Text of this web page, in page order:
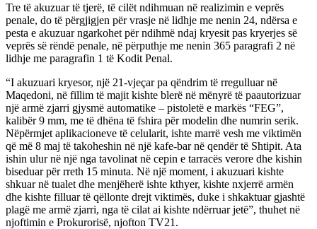
Tre të akuzuar të tjerë, të cilët ndihmuan në realizimin e veprës
penale, do të përgjigjen për vrasje në lidhje me nenin 24, ndërsa e
pesta e akuzuar ngarkohet për ndihmë ndaj kryesit pas kryerjes së
veprës së rëndë penale, në përputhje me nenin 365 paragrafi 2 në
lidhje me paragrafin 1 të Kodit Penal.
“I akuzuari kryesor, një 21-vjeçar pa qëndrim të rregulluar në
Maqedoni, në fillim të majit kishte blerë në mënyrë të paautorizuar
një armë zjarri gjysmë automatike – pistoletë e markës “FEG”,
kalibër 9 mm, me të dhëna të fshira për modelin dhe numrin serik.
Nëpërmjet aplikacioneve të celularit, ishte marrë vesh me viktimën
që më 8 maj të takoheshin në një kafe-bar në qendër të Shtipit. Ata
ishin ulur në një nga tavolinat në cepin e tarracës verore dhe kishin
biseduar për rreth 15 minuta. Në një moment, i akuzuari kishte
shkuar në tualet dhe menjëherë ishte kthyer, kishte nxjerrë armën
dhe kishte filluar të qëllonte drejt viktimës, duke i shkaktuar gjashtë
plagë me armë zjarri, nga të cilat ai kishte ndërruar jetë”, thuhet në
njoftimin e Prokurorisë, njofton TV21.